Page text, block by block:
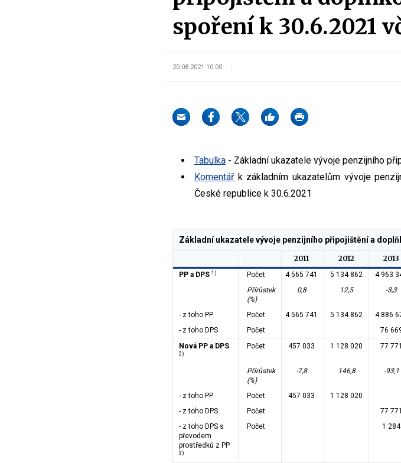
spoření k 30.6.2021
20.08.2021 10:00
Tabulka - Základní ukazatele vývoje penzijního
Komentářk základním ukazatelům vývoje
České republice k 30.6.2021
2011 2012 2013
Základní ukazatele vývoje penzijního připojištění a
PP a DPS 1) Počet 4 565 741 5 134 862 4 963
Přírůstek
(%)
0,8 12,5 -3,3
- z toho PP Počet 4 565 741 5 134 862 4 886
- z toho DPS
Počet 76
Nová PP a DPS
2)
Počet 457 033 1 128 020 77 771
Přírůstek
(%)
-7,8 146,8 -93,1
- z toho PP Počet 457 033
1 128 020
- z toho DPS
Počet 77 771
- z toho DPS s
převodem
prostředků z PP
3)
Počet 1 284